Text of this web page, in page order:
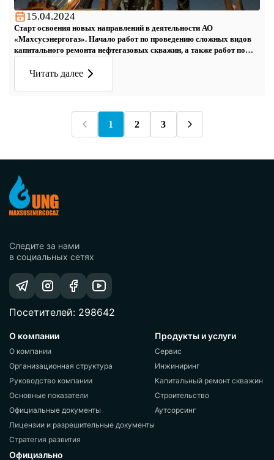
15.04.2024
Старт освоения новых направлений в деятельности АО
«Махсусэнергогаз». Начало работ по проведению сложных видов
капитального ремонта нефтегазовых скважин, а также работ по
оборудования для проведения бурения боковых стволов и
Читать далее
1 2 3
Следите за нами
в социальных сетях
Посетителей: 298642
О компании
О компании
Организационная структура
Руководство компании
Основные показатели
Официальные документы
Лицензии и разрешительные документы
Стратегия развития
Продукты и услуги
Сервис
Инжиниринг
Капитальный ремонт скважин
Строительство
Аутсорсинг
Официально